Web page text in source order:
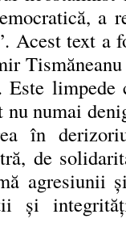
a
Acest text a
limpede
numai
în
de
agresiunii
și